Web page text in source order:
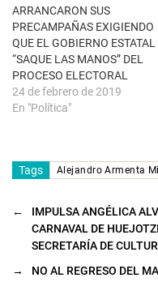
a
)
ARRANCARON SUS
PRECAMPAÑAS EXIGIENDO
QUE EL GOBIERNO ESTATAL
“SAQUE LAS MANOS” DEL
PROCESO ELECTORAL
24 de febrero de 2019
En "Política"
Tags Alejandro Armenta
←
IMPULSA ANGÉLICA
CARNAVAL DE
SECRETARÍA DE
→
NO AL REGRESO DEL